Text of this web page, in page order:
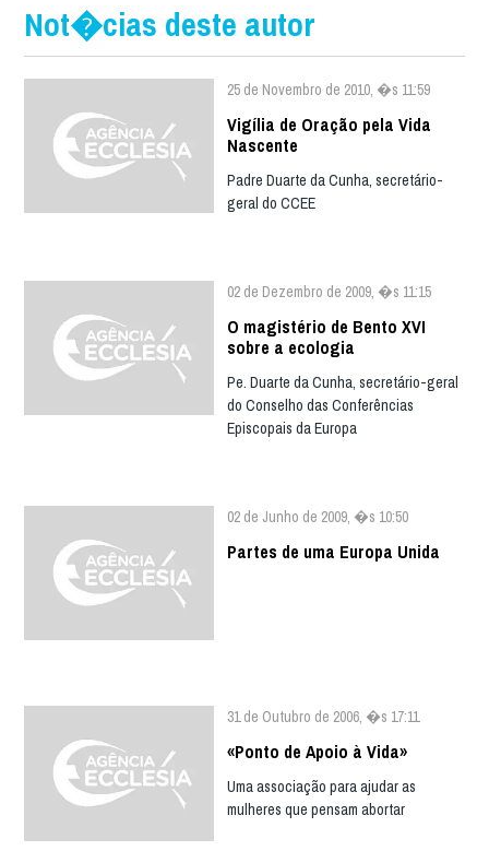
Not�cias deste autor
25 de Novembro de 2010, �s 11:59
Vigília de Oração pela Vida
Nascente
Padre Duarte da Cunha, secretário-
geral do CCEE
02 de Dezembro de 2009, �s 11:15
O magistério de Bento XVI
sobre a ecologia
Pe. Duarte da Cunha, secretário-geral
do Conselho das Conferências
Episcopais da Europa
02 de Junho de 2009, �s 10:50
Partes de uma Europa Unida
31 de Outubro de 2006, �s 17:11
«Ponto de Apoio à Vida»
Uma associação para ajudar as
mulheres que pensam abortar